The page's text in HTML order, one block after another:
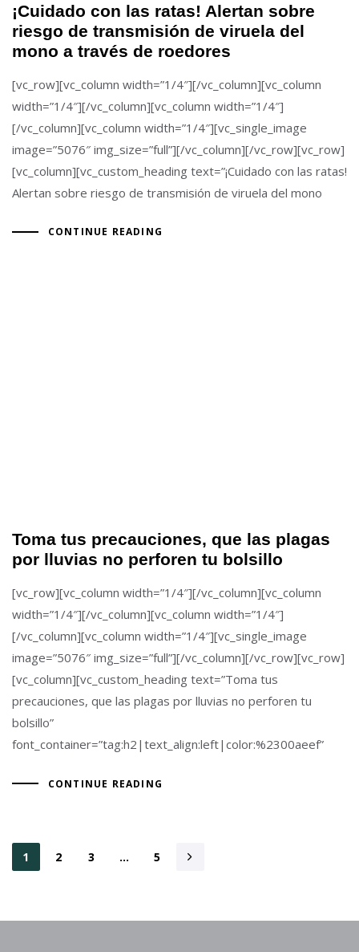
¡Cuidado con las ratas! Alertan sobre
riesgo de transmisión de viruela del
mono a través de roedores
[vc_row][vc_column width=”1/4″][/vc_column][vc_column
width=”1/4″][/vc_column][vc_column width=”1/4″]
[/vc_column][vc_column width=”1/4″][vc_single_image
image=”5076″ img_size=”full”][/vc_column][/vc_row][vc_row]
[vc_column][vc_custom_heading text=”¡Cuidado con las ratas!
Alertan sobre riesgo de transmisión de viruela del mono
CONTINUE READING
Toma tus precauciones, que las plagas
por lluvias no perforen tu bolsillo
[vc_row][vc_column width=”1/4″][/vc_column][vc_column
width=”1/4″][/vc_column][vc_column width=”1/4″]
[/vc_column][vc_column width=”1/4″][vc_single_image
image=”5076″ img_size=”full”][/vc_column][/vc_row][vc_row]
[vc_column][vc_custom_heading text=”Toma tus
precauciones, que las plagas por lluvias no perforen tu
bolsillo”
font_container=”tag:h2|text_align:left|color:%2300aeef”
CONTINUE READING
1 2 3 … 5